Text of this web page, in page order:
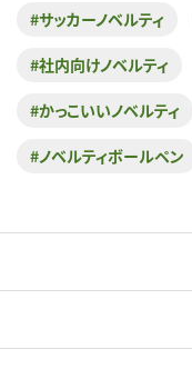
#サッカーノベルティ
#社内向けノベルティ
#かっこいいノベルティ
#ノベルティボールペン